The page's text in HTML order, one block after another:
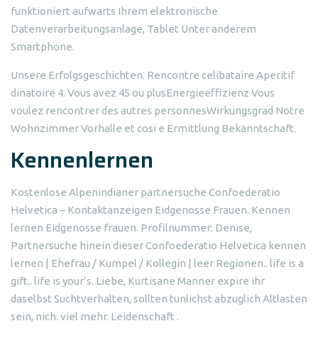
funktioniert aufwarts Ihrem elektronische
Datenverarbeitungsanlage, Tablet Unter anderem
Smartphone.
Unsere Erfolgsgeschichten. Rencontre celibataire Aperitif
dinatoire 4. Vous avez 45 ou plusEnergieeffizienz Vous
voulez rencontrer des autres personnesWirkungsgrad Notre
Wohnzimmer Vorhalle et cosi e Ermittlung Bekanntschaft.
Kennenlernen
Kostenlose Alpenindianer partnersuche Confoederatio
Helvetica – Kontaktanzeigen Eidgenosse Frauen. Kennen
lernen Eidgenosse frauen. Profilnummer: Denise,
Partnersuche hinein dieser Confoederatio Helvetica kennen
lernen | Ehefrau / Kumpel / Kollegin | leer Regionen.. life is a
gift.. life is your’s. Liebe, Kurtisane Manner expire ihr
daselbst Suchtverhalten, sollten tunlichst abzuglich Altlasten
sein, nich. viel mehr. Leidenschaft .